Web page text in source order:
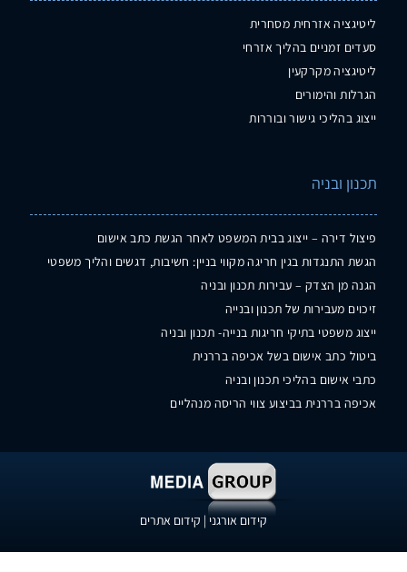
ליטיגציה אזרחית מסחרית
סעדים זמניים בהליך אזרחי
ליטיגציה מקרקעין
הגרלות והימורים
ייצוג בהליכי גישור ובוררות
תכנון ובניה
פיצול דירה – ייצוג בבית המשפט לאחר הגשת כתב אישום
הגשת התנגדות בגין חריגה מקווי בניין: חשיבות, דגשים והליך משפטי
הגנה מן הצדק – עבירות תכנון ובניה
זיכוים מעבירות של תכנון ובנייה
ייצוג משפטי בתיקי חריגות בנייה- תכנון ובניה
ביטול כתב אישום בשל אכיפה בררנית
כתבי אישום בהליכי תכנון ובניה
אכיפה בררנית בביצוע צווי הריסה מנהליים
קידום אורגני | קידום אתרים